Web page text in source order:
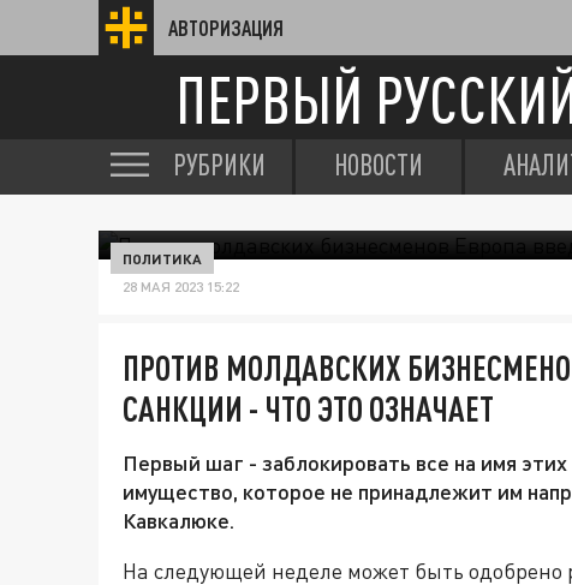
АВТОРИЗАЦИЯ
ПЕРВЫЙ
РУБРИКИ НОВОСТИ
ПОЛИТИКА
28 МАЯ 2023 15:22
ПРОТИВ МОЛДАВСКИХ
САНКЦИИ - ЧТО ЭТО ОЗНАЧАЕТ
Первый шаг - заблокировать все на имя
имущество, которое не принадлежит им
Кавкалюке.
На следующей неделе может быть одобрено